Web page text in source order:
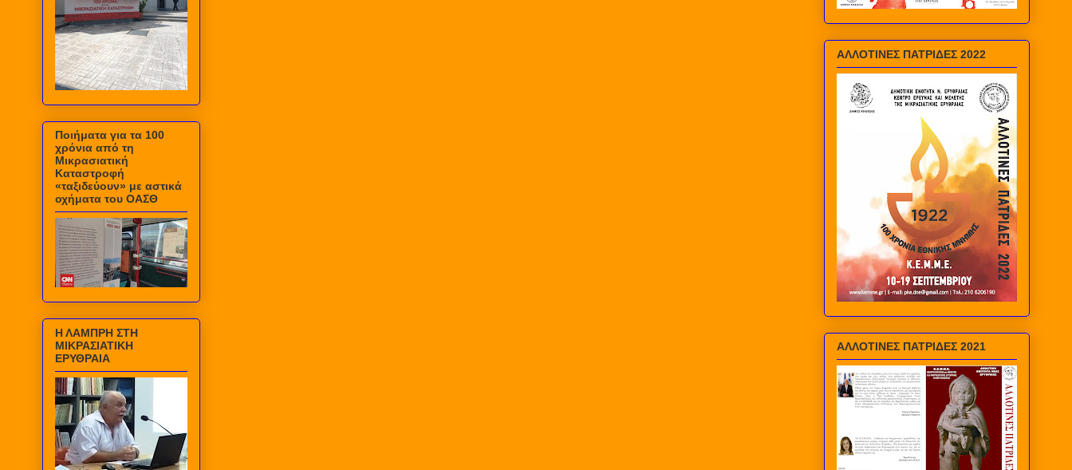
Ποιήματα για τα 100
χρόνια από τη
Μικρασιατική
Καταστροφή
«ταξιδεύουν» με αστικά
οχήματα του ΟΑΣΘ
Η ΛΑΜΠΡΗ ΣΤΗ
ΜΙΚΡΑΣΙΑΤΙΚΗ
ΕΡΥΘΡΑΙΑ
ΑΛΛΟΤΙΝΕΣ ΠΑΤΡΙΔΕΣ 2022
ΑΛΛΟΤΙΝΕΣ ΠΑΤΡΙΔΕΣ 2021